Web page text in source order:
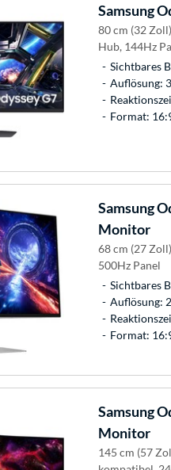
Samsung
80 cm (32
Hub, 144Hz
Sichtbares
Auflösung:
Format:
Samsung
Monitor
68 cm (27
500Hz Panel
Sichtbares
Auflösung:
Format:
Samsung
Monitor
145 cm (57